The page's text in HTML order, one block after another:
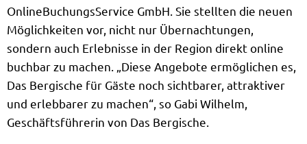
OnlineBuchungsService GmbH. Sie stellten die neuen
Möglichkeiten vor, nicht nur Übernachtungen,
sondern auch Erlebnisse in der Region direkt online
buchbar zu machen. „Diese Angebote ermöglichen es,
Das Bergische für Gäste noch sichtbarer, attraktiver
und erlebbarer zu machen“, so Gabi Wilhelm,
Geschäftsführerin von Das Bergische.